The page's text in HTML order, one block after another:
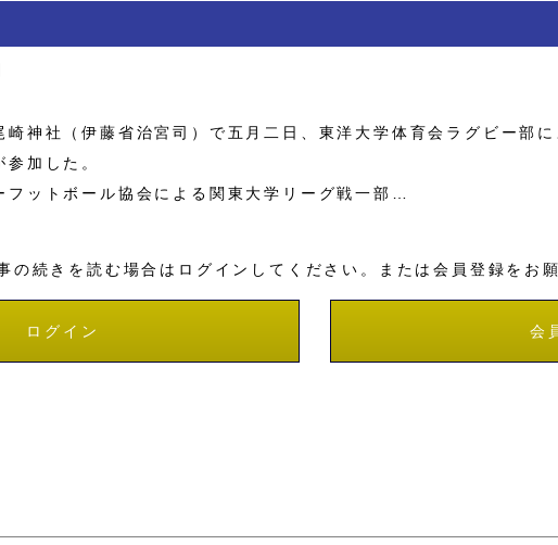
神社（伊藤省治宮司）で五月二日、東洋大学体育会ラグビー部
加した。
ットボール協会による関東大学リーグ戦一部…
の続きを読む場合はログインしてください。または会員登録をお
ログイン 会